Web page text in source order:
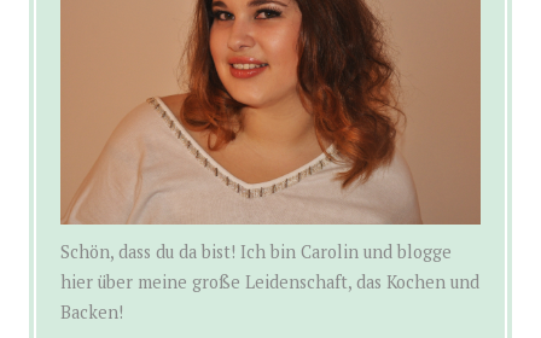
Schön, dass du da bist! Ich bin Carolin und blogge
hier über meine große Leidenschaft, das Kochen und
Backen!